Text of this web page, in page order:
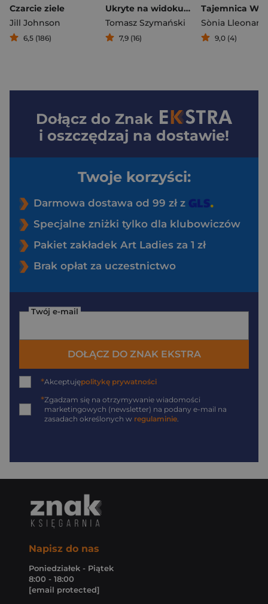
Czarcie ziele
Jill Johnson
6,5 (186)
Ukryte na widoku. 101 opowieści o sztuce w przestrzeni publicznej
Tomasz Szymański
7,9 (16)
Tajemnica
9,0 (4)
Dołącz do Znak
i oszczędzaj na dostawie!
Twoje korzyści:
Darmowa dostawa od 99 zł z
Specjalne zniżki tylko dla klubowiczów
Pakiet zakładek Art Ladies za 1 zł
Brak opłat za uczestnictwo
Twój e-mail
DOŁĄCZ DO ZNAK EKSTRA
*Akceptujępolitykę prywatności
*Zgadzam się na otrzymywanie wiadomości
marketingowych (newsletter) na podany e-mail na
zasadach określonych w regulaminie
Napisz do nas
Poniedziałek - Piątek
8:00 - 18:00
[email protected]